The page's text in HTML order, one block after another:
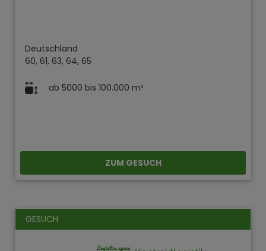
Deutschland
60, 61, 63, 64, 65
ab 5000 bis 100.000 m²
ZUM GESUCH
GESUCH